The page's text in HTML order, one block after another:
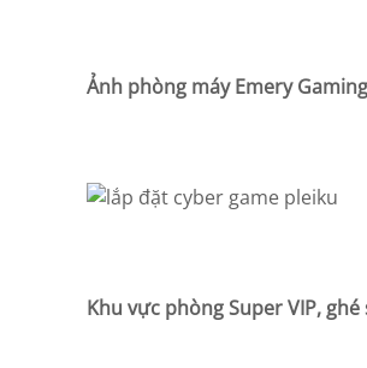
Ảnh phòng máy Emery
Khu vực phòng Super VIP,